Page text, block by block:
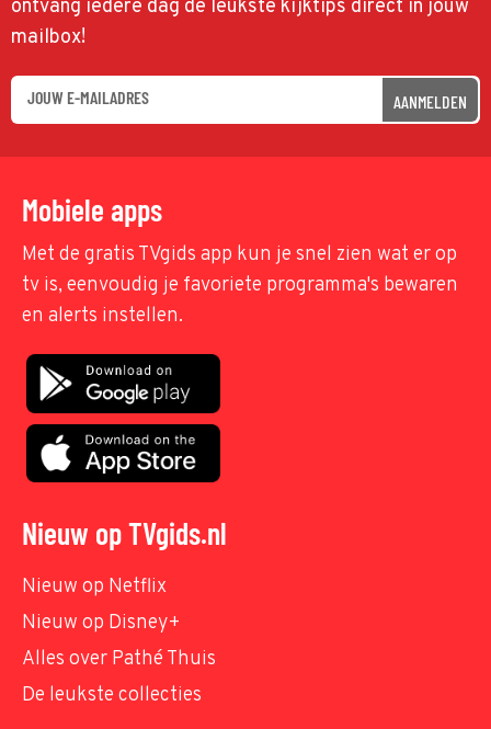
ontvang iedere dag de leukste kijktips direct in jouw
mailbox!
AANMELDEN
Mobiele apps
Met de gratis TVgids app kun je snel zien wat er op
tv is, eenvoudig je favoriete programma's bewaren
en alerts instellen.
Nieuw op TVgids.nl
Nieuw op Netflix
Nieuw op Disney+
Alles over Pathé Thuis
De leukste collecties